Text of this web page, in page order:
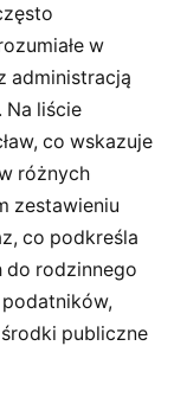
w
administracją
Na liście
co wskazuje
różnych
zestawieniu
co podkreśla
do rodzinnego
publiczne